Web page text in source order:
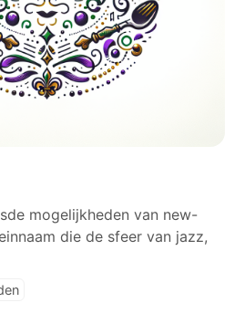
mogelijkheden van new-
die de sfeer van jazz,